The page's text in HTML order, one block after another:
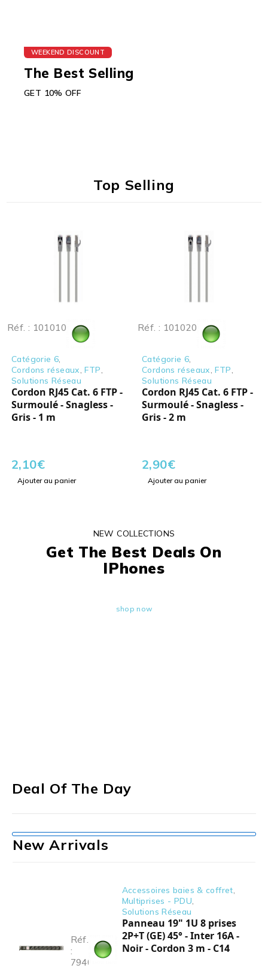
WEEKEND DISCOUNT
The Best Selling
GET 10% OFF
Top Selling
Réf. : 101010
Catégorie 6
Cordons réseaux ,FTP
Solutions Réseau
Cordon RJ45 Cat. 6 FTP -
Surmoulé - Snagless -
Gris - 1 m
2,10€
Ajouter au panier
Réf. : 101020
Catégorie 6
Cordons réseaux ,FTP
Solutions Réseau
Cordon RJ45 Cat. 6 FTP -
Surmoulé - Snagless -
Gris - 2 m
2,90€
Ajouter au panier
NEW COLLECTIONS
Get The Best Deals On
IPhones
shop now
Deal Of The Day
New Arrivals
Réf.
:
794086
Accessoires baies & coffret
Multiprises - PDU
Solutions Réseau
Panneau 19" 1U 8 prises
2P+T (GE) 45° - Inter 16A -
Noir - Cordon 3 m - C14